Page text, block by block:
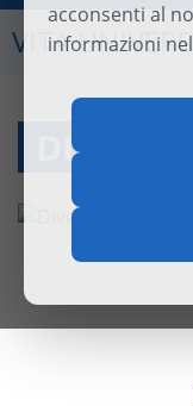
acconsenti al
informazioni
VITA